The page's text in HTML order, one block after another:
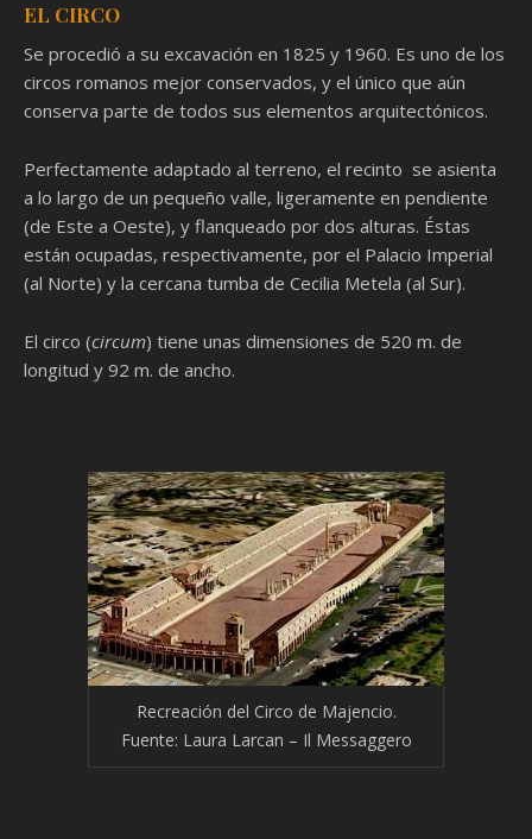
EL CIRCO
Se procedió a su excavación en 1825 y 1960. Es uno de los
circos romanos mejor conservados, y el único que aún
conserva parte de todos sus elementos arquitectónicos.
Perfectamente adaptado al terreno, el recinto se asienta
a lo largo de un pequeño valle, ligeramente en pendiente
(de Este a Oeste), y flanqueado por dos alturas. Éstas
están ocupadas, respectivamente, por el Palacio Imperial
(al Norte) y la cercana tumba de Cecilia Metela (al Sur).
El circo (circum) tiene unas dimensiones de 520 m. de
longitud y 92 m. de ancho.
Recreación del Circo de Majencio.
Fuente: Laura Larcan – Il Messaggero